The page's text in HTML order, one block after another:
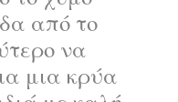
από το
να
μια κρύα